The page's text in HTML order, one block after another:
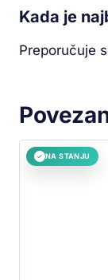
Kada je
Preporučuje
✓ NA STANJU